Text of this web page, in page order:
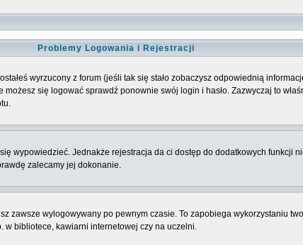
Problemy Logowania i Rejestracji
wyrzucony z forum (jeśli tak się stało zobaczysz odpowiednią
się logować sprawdź ponownie swój login i hasło. Zazwyczaj to
wypowiedzieć. Jednakże rejestracja da ci dostęp do dodatkowych funkcji
zalecamy jej dokonanie.
zawsze wylogowywany po pewnym czasie. To zapobiega wykorzystaniu
w bibliotece, kawiarni internetowej czy na uczelni.